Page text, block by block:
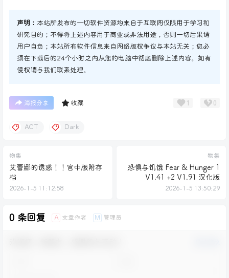
声明： 本站所发布的一切软件资源均来自于互联网仅限用于学习和
研究目的；不得将上述内容用于商业或非法用途，否则一切后果请
用户自负；本站所有软件信息来自网络版权争议与本站无关；您必
须在下载后的24个小时之内从您的电脑中彻底删除上述内容。如有
侵权请与我们联系处理。
海报分享 收藏 1 0
ACT Dark
物集
艾蕾娜的诱惑！！官中版附存
档
2026-1-5 11:12:58
物集
恐惧与饥饿 Fear & Hunger 1
V1.41 +2 V1.91 汉化版
2026-1-5 13:50:29
0 条回复 A 文章作者 M 管理员